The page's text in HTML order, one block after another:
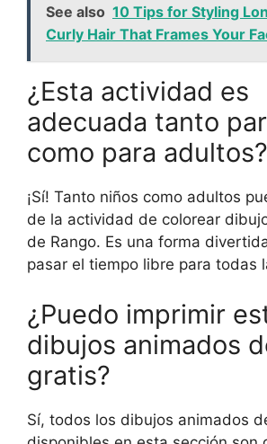
See also 10 Tips for Styling
Curly Hair That Frames Your
¿Esta actividad es
adecuada tanto
como para adultos?
¡Sí! Tanto niños como adultos
de la actividad de colorear
de Rango. Es una forma
pasar el tiempo libre para todas
¿Puedo imprimir
dibujos animados
gratis?
Sí, todos los dibujos animados